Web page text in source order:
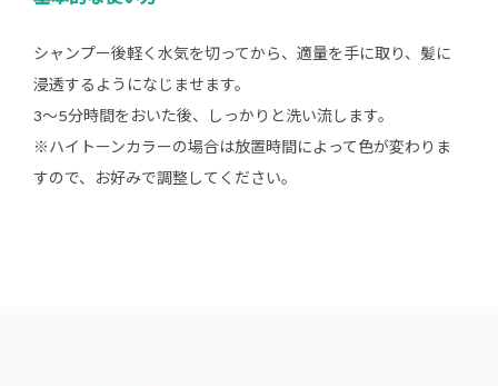
シャンプー後軽く水気を切ってから、適量を手に取り、髪に
浸透するようになじませます。
3〜5分時間をおいた後、しっかりと洗い流します。
※ハイトーンカラーの場合は放置時間によって色が変わりま
すので、お好みで調整してください。